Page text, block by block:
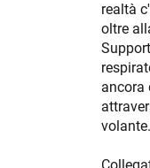
realtà
oltre
ancora
volante.